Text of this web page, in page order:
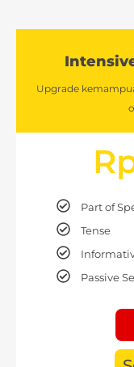
Upgrade
Part of
Tense
Passive